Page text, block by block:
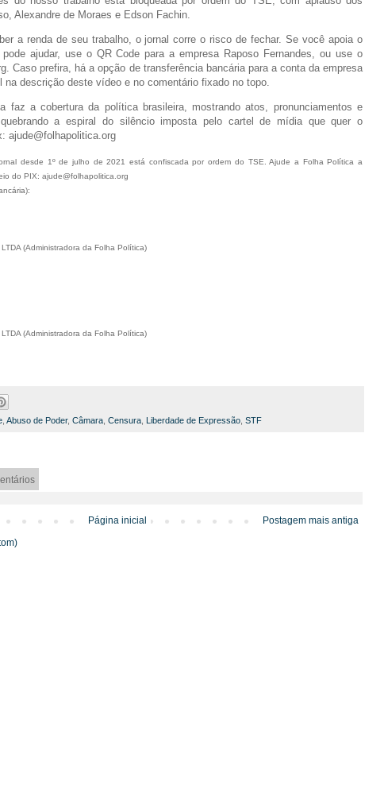
Alexandre de Moraes e Edson Fachin.
a renda de seu trabalho, o jornal corre o risco de fechar. Se você apoia o
ajudar, use o QR Code para a empresa Raposo Fernandes, ou use o
Caso prefira, há a opção de transferência bancária para a conta da empresa
na descrição deste vídeo e no comentário fixado no topo.
faz a cobertura da política brasileira, mostrando atos, pronunciamentos e
a espiral do silêncio imposta pelo cartel de mídia que quer o
ajude@folhapolitica.org
desde 1º de julho de 2021 está confiscada por ordem do TSE. Ajude a Folha Política a
do PIX: ajude@folhapolitica.org
(Administradora da Folha Política)
(Administradora da Folha Política)
Abuso de Poder, Câmara Censura Liberdade de Expressão STF
Postagem mais antiga
Página inicial